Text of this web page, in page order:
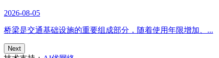
2026-08-05
桥梁是交通基础设施的重要组成部分，随着使用年限增加、...
Next